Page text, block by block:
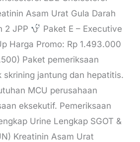
Asam Urat Gula Darah
2 JPP
Paket E – Executive
Harga Promo: Rp 1.493.000
Paket pemeriksaan
skrining jantung dan hepatitis.
MCU perusahaan
eksekutif. Pemeriksaan
Urine Lengkap SGOT &
Kreatinin Asam Urat